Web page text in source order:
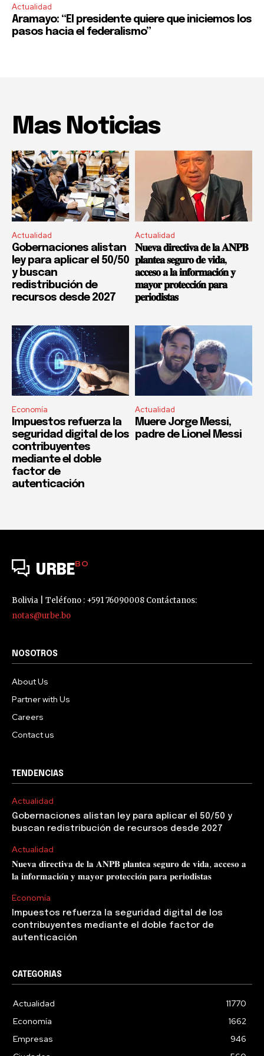
Actualidad
Aramayo: “El presidente quiere que iniciemos los
pasos hacia el federalismo”
Mas Noticias
Actualidad
Gobernaciones alistan
ley para aplicar el 50/50
y buscan
redistribución de
recursos desde 2027
Actualidad
𝐍𝐮𝐞𝐯𝐚 𝐝𝐢𝐫𝐞𝐜𝐭𝐢𝐯𝐚 𝐝𝐞 𝐥𝐚 𝐀𝐍𝐏𝐁
𝐩𝐥𝐚𝐧𝐭𝐞𝐚 𝐬𝐞𝐠𝐮𝐫𝐨 𝐝𝐞 𝐯𝐢𝐝𝐚,
𝐚𝐜𝐜𝐞𝐬𝐨 𝐚 𝐥𝐚 𝐢𝐧𝐟𝐨𝐫𝐦𝐚𝐜𝐢𝐨́𝐧 𝐲
𝐦𝐚𝐲𝐨𝐫 𝐩𝐫𝐨𝐭𝐞𝐜𝐜𝐢𝐨́𝐧 𝐩𝐚𝐫𝐚
𝐩𝐞𝐫𝐢𝐨𝐝𝐢𝐬𝐭𝐚𝐬
Economía
Impuestos refuerza la
seguridad digital de los
contribuyentes
mediante el doble
factor de
autenticación
Actualidad
Muere Jorge Messi,
padre de Lionel Messi
URBEBO
Bolivia | Teléfono : +591 76090008 Contáctanos:
notas@urbe.bo
NOSOTROS
About Us
Partner with Us
Careers
Contact us
TENDENCIAS
Actualidad
Gobernaciones alistan ley para aplicar el 50/50 y
buscan redistribución de recursos desde 2027
Actualidad
𝐍𝐮𝐞𝐯𝐚 𝐝𝐢𝐫𝐞𝐜𝐭𝐢𝐯𝐚 𝐝𝐞 𝐥𝐚 𝐀𝐍𝐏𝐁 𝐩𝐥𝐚𝐧𝐭𝐞𝐚 𝐬𝐞𝐠𝐮𝐫𝐨 𝐝𝐞 𝐯𝐢𝐝𝐚, 𝐚𝐜𝐜𝐞𝐬𝐨 𝐚
𝐥𝐚 𝐢𝐧𝐟𝐨𝐫𝐦𝐚𝐜𝐢𝐨́𝐧 𝐲 𝐦𝐚𝐲𝐨𝐫 𝐩𝐫𝐨𝐭𝐞𝐜𝐜𝐢𝐨́𝐧 𝐩𝐚𝐫𝐚 𝐩𝐞𝐫𝐢𝐨𝐝𝐢𝐬𝐭𝐚𝐬
Economía
Impuestos refuerza la seguridad digital de los
contribuyentes mediante el doble factor de
autenticación
CATEGORIAS
Actualidad
11770
Economía
1662
Empresas
946